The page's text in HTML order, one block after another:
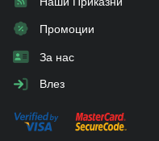
Промоции
За нас
Влез